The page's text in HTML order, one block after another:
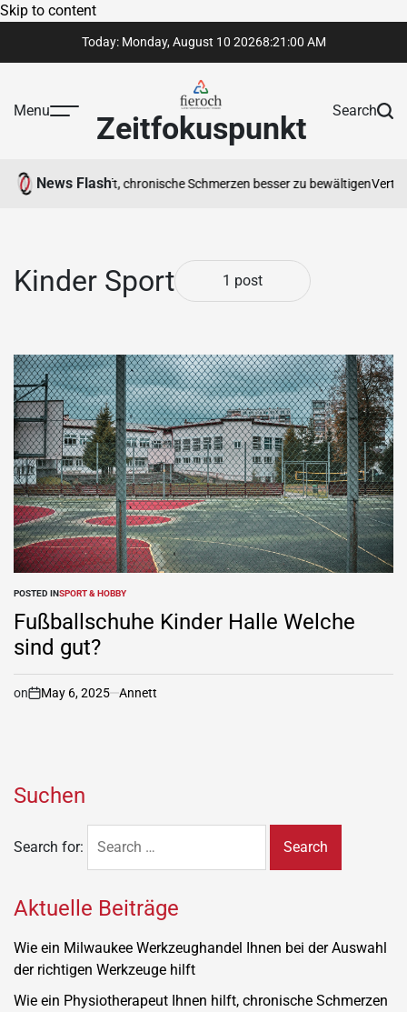
Skip to content
Today: Monday, August 10 20268:21 :00 AM
Menu Zeitfokuspunkt Search
News Flash
Ihnen hilft, chronische Schmerzen besser zu bewältigen
Kinder Sport 1 post
POSTED INSPORT & HOBBY
Fußballschuhe Kinder Halle Welche
sind gut?
on May 6, 2025 Annett
Suchen
Search for:
Aktuelle Beiträge
Wie ein Milwaukee Werkzeughandel Ihnen bei der Auswahl
der richtigen Werkzeuge hilft
Wie ein Physiotherapeut Ihnen hilft, chronische Schmerzen